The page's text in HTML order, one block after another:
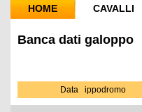
HOME CAVALLI
Banca dati galoppo
Data ippodromo